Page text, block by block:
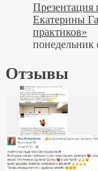
Презентация
Екатерины
практиков»
понедельник
Отзывы